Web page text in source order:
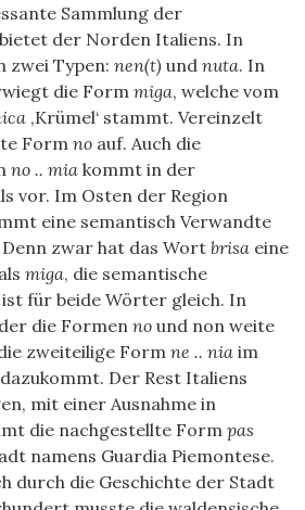
Sammlung der
der Norden Italiens. In
zwei Typen: nen(t) und nuta. In
die Form miga, welche vom
‚Krümel‘ stammt. Vereinzelt
Form no auf. Auch die
no .. mia kommt in der
vor. Im Osten der Region
eine semantisch Verwandte
zwar hat das Wort brisa eine
miga, die semantische
ist für beide Wörter gleich. In
die Formen no und non weite
zweiteilige Form ne .. nia im
Der Rest Italiens
mit einer Ausnahme in
die nachgestellte Form pas
namens Guardia Piemontese.
durch die Geschichte der Stadt